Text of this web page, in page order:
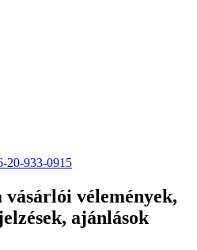
20-933-0915
vásárlói vélemények,
ajánlások